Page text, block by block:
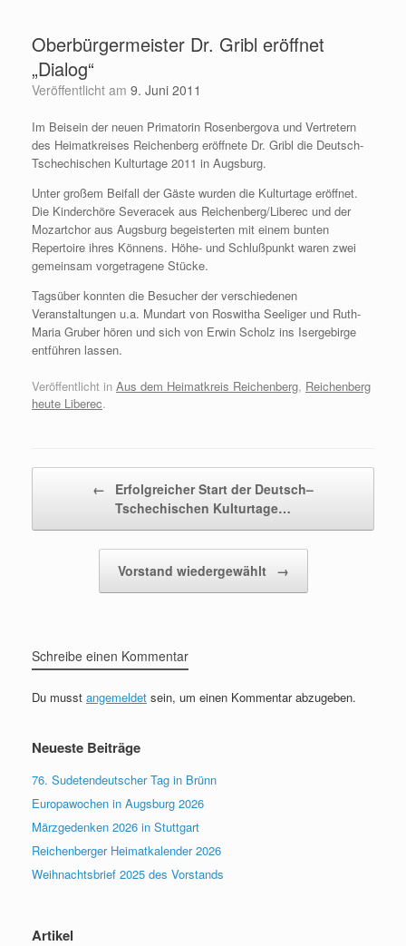
springenOberbürgermeister Dr. Gribl eröffnet
„Dialog“
Veröffentlicht am 9. Juni 2011
Im Beisein der neuen Primatorin Rosenbergova und Vertretern
des Heimatkreises Reichenberg eröffnete Dr. Gribl die Deutsch-
Tschechischen Kulturtage 2011 in Augsburg.
Unter großem Beifall der Gäste wurden die Kulturtage eröffnet.
Die Kinderchöre Severacek aus Reichenberg/Liberec und der
Mozartchor aus Augsburg begeisterten mit einem bunten
Repertoire ihres Könnens. Höhe- und Schlußpunkt waren zwei
gemeinsam vorgetragene Stücke.
Tagsüber konnten die Besucher der verschiedenen
Veranstaltungen u.a. Mundart von Roswitha Seeliger und Ruth-
Maria Gruber hören und sich von Erwin Scholz ins Isergebirge
entführen lassen.
Veröffentlicht in Aus dem Heimatkreis Reichenberg, Reichenberg
heute Liberec.
←
Erfolgreicher Start der Deutsch–
Tschechischen Kulturtage…
Vorstand wiedergewählt →
Schreibe einen Kommentar
Du musst angemeldet sein, um einen Kommentar abzugeben.
Neueste Beiträge
76. Sudetendeutscher Tag in Brünn
Europawochen in Augsburg 2026
Märzgedenken 2026 in Stuttgart
Reichenberger Heimatkalender 2026
Weihnachtsbrief 2025 des Vorstands
Artikel